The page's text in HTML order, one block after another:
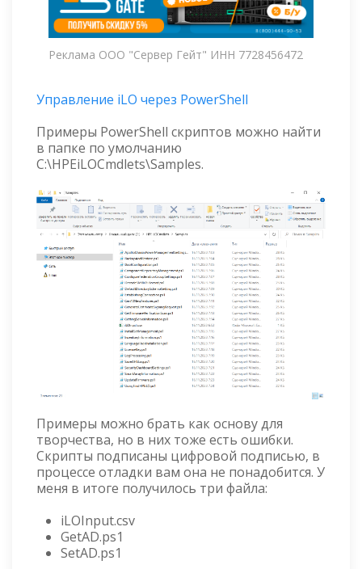
Реклама ООО "Сервер Гейт" ИНН 7728456472
Управление iLO через PowerShell
Примеры PowerShell скриптов можно найти
в папке по умолчанию
C:\HPEiLOCmdlets\Samples.
Примеры можно брать как основу для
творчества, но в них тоже есть ошибки.
Скрипты подписаны цифровой подписью, в
процессе отладки вам она не понадобится. У
меня в итоге получилось три файла:
iLOInput.csv
GetAD.ps1
SetAD.ps1